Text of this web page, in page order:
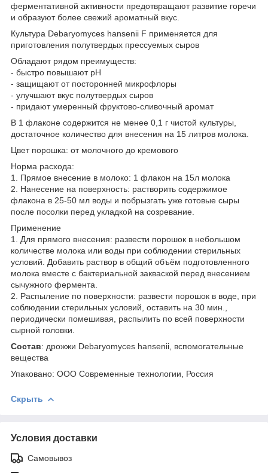
ферментативной активности предотвращают развитие горечи
и образуют более свежий ароматный вкус.
Культура Debaryomyces hansenii F применяется для
приготовления полутвердых прессуемых сыров
Обладают рядом преимуществ:
- быстро повышают pH
- защищают от посторонней микрофлоры
- улучшают вкус полутвердых сыров
- придают умеренный фруктово-сливочный аромат
В 1 флаконе содержится не менее 0,1 г чистой культуры,
достаточное количество для внесения на 15 литров молока.
Цвет порошка: от молочного до кремового
Норма расхода:
1. Прямое внесение в молоко: 1 флакон на 15л молока
2. Нанесение на поверхность: растворить содержимое
флакона в 25-50 мл воды и побрызгать уже готовые сыры
после посолки перед укладкой на созревание.
Применение
1. Для прямого внесения: развести порошок в небольшом
количестве молока или воды при соблюдении стерильных
условий. Добавить раствор в общий объём подготовленного
молока вместе с бактериальной закваской перед внесением
сычужного фермента.
2. Распыление по поверхности: развести порошок в воде, при
соблюдении стерильных условий, оставить на 30 мин.,
периодически помешивая, распылить по всей поверхности
сырной головки.
Состав: дрожжи Debaryomyces hansenii, вспомогательные
вещества
Упаковано: ООО Современные технологии, Россия
Скрыть
Условия доставки
Самовывоз